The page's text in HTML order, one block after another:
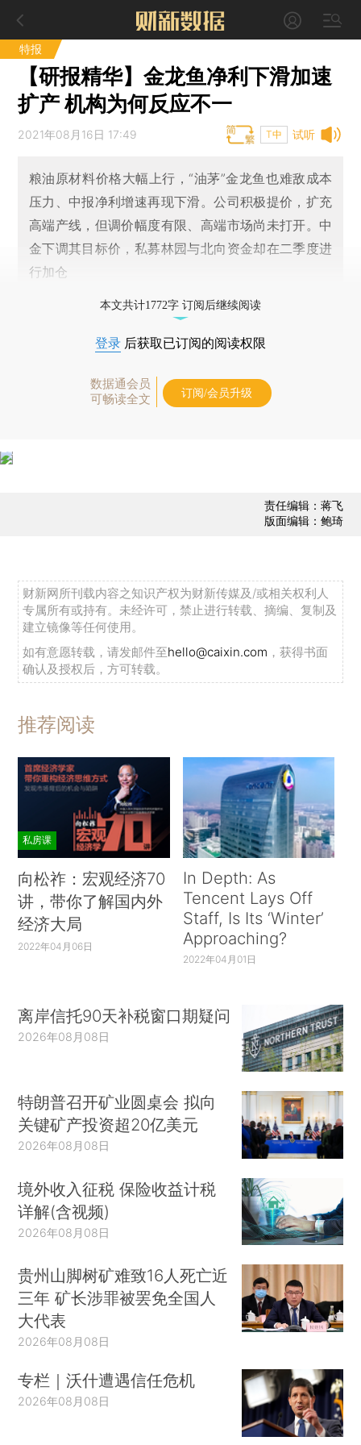
特报
【研报精华】金龙鱼净利下滑加速
扩产 机构为何反应不一
试听
2021年08月16日 17:49 T中
粮油原材料价格大幅上行，“油茅”金龙鱼也难敌成本
压力、中报净利增速再现下滑。公司积极提价，扩充
高端产线，但调价幅度有限、高端市场尚未打开。中
金下调其目标价，私募林园与北向资金却在二季度进
行加仓
本文共计1772字 订阅后继续阅读
登录 后获取已订阅的阅读权限
数据通会员
可畅读全文
订阅/会员升级
责任编辑：蒋飞
版面编辑：鲍琦
财新网所刊载内容之知识产权为财新传媒及/或相关权利人
专属所有或持有。未经许可，禁止进行转载、摘编、复制及
建立镜像等任何使用。
如有意愿转载，请发邮件至hello@caixin.com ，获得书面
确认及授权后，方可转载。
推荐阅读
私房课
向松祚：宏观经济70
讲，带你了解国内外
经济大局
2022年04月06日
In Depth: As
Tencent Lays Off
Staff, Is Its ‘Winter’
Approaching?
2022年04月01日
离岸信托90天补税窗口期疑问
2026年08月08日
特朗普召开矿业圆桌会 拟向
关键矿产投资超20亿美元
2026年08月08日
境外收入征税 保险收益计税
详解(含视频)
2026年08月08日
贵州山脚树矿难致16人死亡近
三年 矿长涉罪被罢免全国人
大代表
2026年08月08日
专栏｜沃什遭遇信任危机
2026年08月08日